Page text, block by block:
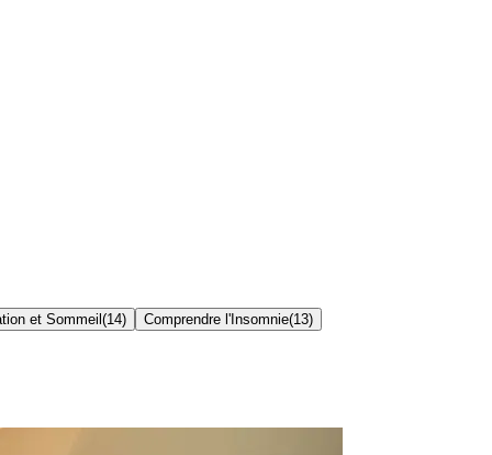
et Sommeil (14) Comprendre l'Insomnie(13)